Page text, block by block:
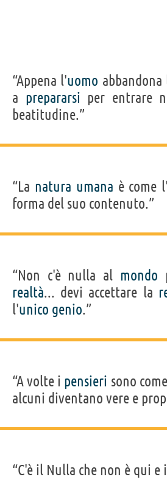
“Appena l'uomo abbandona
a prepararsi per entrare
beatitudine.”
“La natura umana è come
forma del suo contenuto.”
“Non c'è nulla al mondo
realtà... devi accettare la
l'unico genio.”
“A volte i pensieri sono
alcuni diventano vere e
“C'è il Nulla che non è qui e